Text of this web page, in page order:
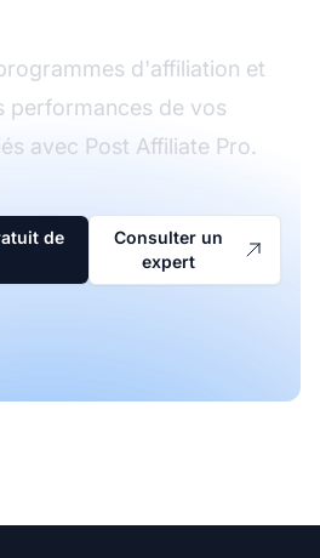
d'affiliation et
performances de vos
avec Post Affiliate Pro.
de
Consulter un
expert